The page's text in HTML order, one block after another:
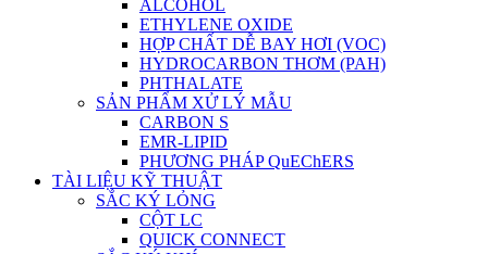
ALCOHOL
ETHYLENE OXIDE
HỢP CHẤT DỄ BAY HƠI (VOC)
HYDROCARBON THƠM (PAH)
PHTHALATE
SẢN PHẨM XỬ LÝ MẪU
CARBON S
EMR-LIPID
PHƯƠNG PHÁP QuEChERS
TÀI LIỆU KỸ THUẬT
SẮC KÝ LỎNG
CỘT LC
QUICK CONNECT